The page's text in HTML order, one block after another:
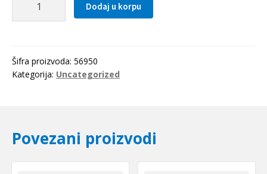
Dodaj u korpu
Šifra proizvoda: 56950
Kategorija: Uncategorized
Povezani proizvodi